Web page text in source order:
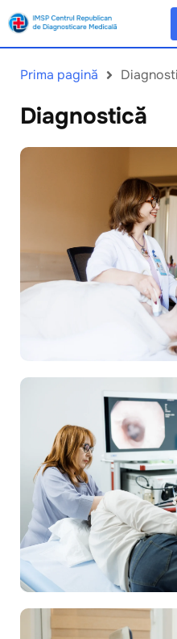
Prima pagină
Diagnostică